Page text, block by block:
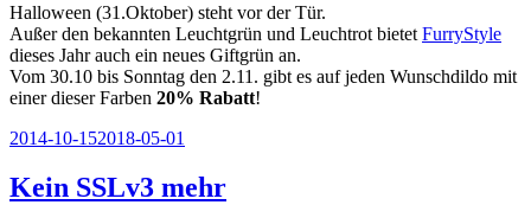
Halloween (31.Oktober) steht vor der Tür.
Außer den bekannten Leuchtgrün und Leuchtrot bietet FurryStyle
dieses Jahr auch ein neues Giftgrün an.
Vom 30.10 bis Sonntag den 2.11. gibt es auf jeden Wunschdildo mit
einer dieser Farben 20% Rabatt!
Veröffentlicht
2014-10-152018-05-01
Kein SSLv3 mehr